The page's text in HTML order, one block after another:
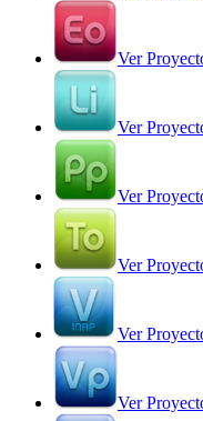
Ver
Ver
Ver
Ver
Ver
Ver